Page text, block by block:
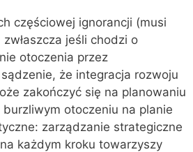
częściowej ignorancji (musi
jeśli chodzi o
otoczenia przez
że integracja rozwoju
zakończyć się na planowaniu
otoczeniu na planie
zarządzanie strategiczne
każdym kroku towarzyszy